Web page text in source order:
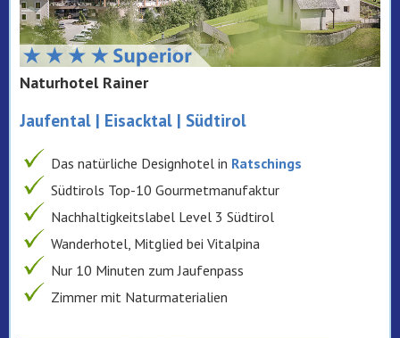
Naturhotel Rainer
Jaufental | Eisacktal | Südtirol
Das natürliche Designhotel in Ratschings
Südtirols Top-10 Gourmetmanufaktur
Nachhaltigkeitslabel Level 3 Südtirol
Wanderhotel, Mitglied bei Vitalpina
Nur 10 Minuten zum Jaufenpass
Zimmer mit Naturmaterialien